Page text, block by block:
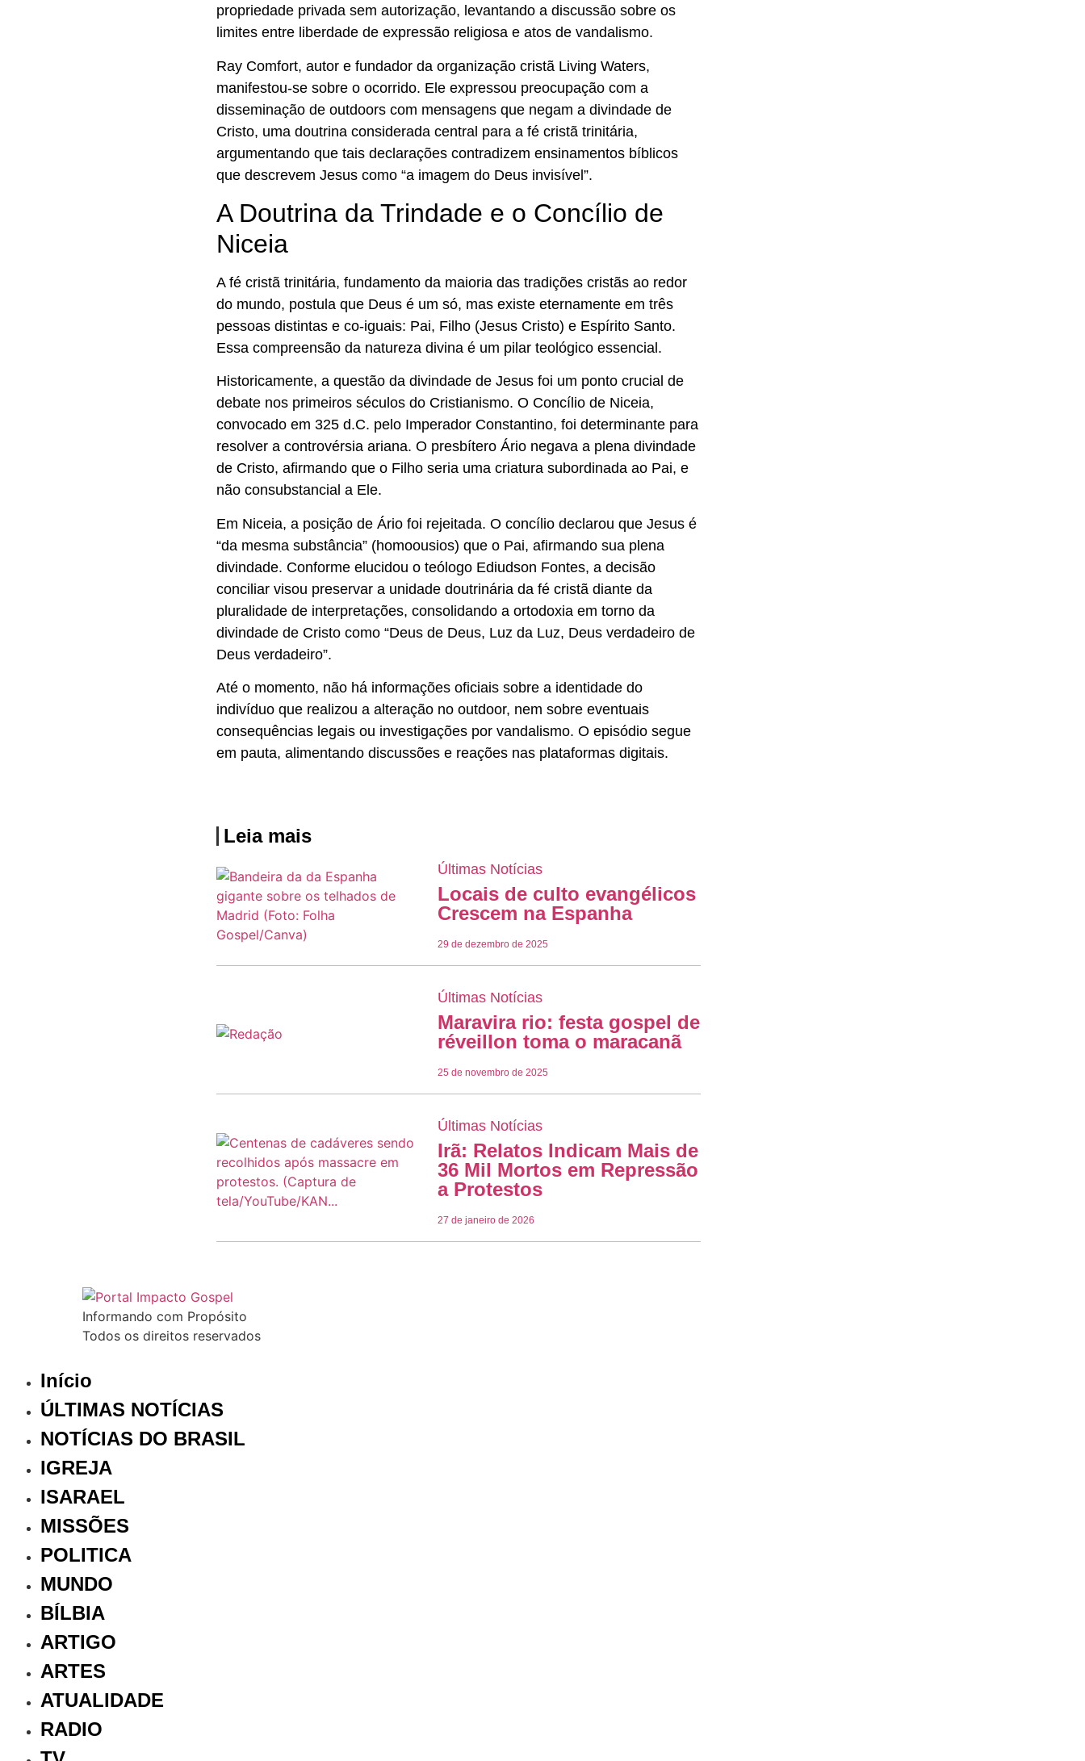
propriedade privada sem autorização, levantando a discussão sobre os
limites entre liberdade de expressão religiosa e atos de vandalismo.
Ray Comfort, autor e fundador da organização cristã Living Waters,
manifestou-se sobre o ocorrido. Ele expressou preocupação com a
disseminação de outdoors com mensagens que negam a divindade de
Cristo, uma doutrina considerada central para a fé cristã trinitária,
argumentando que tais declarações contradizem ensinamentos bíblicos
que descrevem Jesus como “a imagem do Deus invisível”.
A Doutrina da Trindade e o Concílio de
Niceia
A fé cristã trinitária, fundamento da maioria das tradições cristãs ao redor
do mundo, postula que Deus é um só, mas existe eternamente em três
pessoas distintas e co-iguais: Pai, Filho (Jesus Cristo) e Espírito Santo.
Essa compreensão da natureza divina é um pilar teológico essencial.
Historicamente, a questão da divindade de Jesus foi um ponto crucial de
debate nos primeiros séculos do Cristianismo. O Concílio de Niceia,
convocado em 325 d.C. pelo Imperador Constantino, foi determinante para
resolver a controvérsia ariana. O presbítero Ário negava a plena divindade
de Cristo, afirmando que o Filho seria uma criatura subordinada ao Pai, e
não consubstancial a Ele.
Em Niceia, a posição de Ário foi rejeitada. O concílio declarou que Jesus é
“da mesma substância” (homoousios) que o Pai, afirmando sua plena
divindade. Conforme elucidou o teólogo Ediudson Fontes, a decisão
conciliar visou preservar a unidade doutrinária da fé cristã diante da
pluralidade de interpretações, consolidando a ortodoxia em torno da
divindade de Cristo como “Deus de Deus, Luz da Luz, Deus verdadeiro de
Deus verdadeiro”.
Até o momento, não há informações oficiais sobre a identidade do
indivíduo que realizou a alteração no outdoor, nem sobre eventuais
consequências legais ou investigações por vandalismo. O episódio segue
em pauta, alimentando discussões e reações nas plataformas digitais.
Leia mais
Últimas Notícias
Locais de culto evangélicos
Crescem na Espanha
29 de dezembro de 2025
Últimas Notícias
Maravira rio: festa gospel de
réveillon toma o maracanã
25 de novembro de 2025
Últimas Notícias
Irã: Relatos Indicam Mais de
36 Mil Mortos em Repressão
a Protestos
27 de janeiro de 2026
Informando com Propósito
Todos os direitos reservados
Início
ÚLTIMAS NOTÍCIAS
NOTÍCIAS DO BRASIL
IGREJA
ISARAEL
MISSÕES
POLITICA
MUNDO
BÍLBIA
ARTIGO
ARTES
ATUALIDADE
RADIO